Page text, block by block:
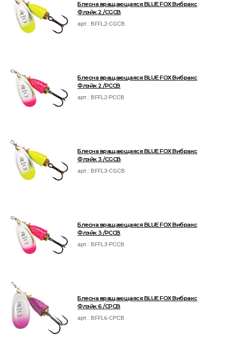
Блесна вращающаяся BLUE FOX Вибракс
Флэйк 2 /CGCB
арт.: BFFL2-CGCB
Блесна вращающаяся BLUE FOX Вибракс
Флэйк 2 /PCCB
арт.: BFFL2-PCCB
Блесна вращающаяся BLUE FOX Вибракс
Флэйк 3 /CGCB
арт.: BFFL3-CGCB
Блесна вращающаяся BLUE FOX Вибракс
Флэйк 3 /PCCB
арт.: BFFL3-PCCB
Блесна вращающаяся BLUE FOX Вибракс
Флэйк 6 /CPCB
арт.: BFFL6-CPCB